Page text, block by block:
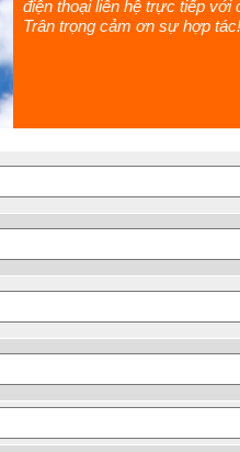
điện thoại liên hệ trực tiếp với
Trân trọng cảm ơn sự hợp tác!